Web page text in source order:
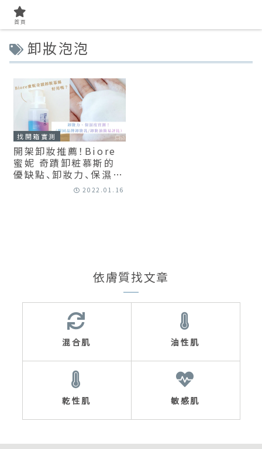
卸妝泡泡
找開箱實測
開架卸妝推薦！Biore
蜜妮 奇蹟卸粧慕斯的
優缺點、卸妝力、保濕度
完整實測（附卸妝乳、卸
妝油差異比較）
2022.01.16
依膚質找文章
混合肌 油性肌
乾性肌 敏感肌
首頁